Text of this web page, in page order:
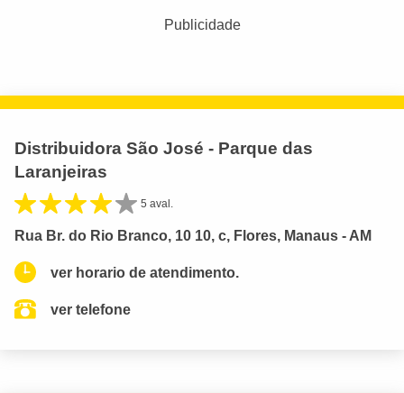
Publicidade
Distribuidora São José - Parque das
Laranjeiras
5 aval.
Rua Br. do Rio Branco, 10 10, c, Flores, Manaus - AM
ver horario de atendimento.
ver telefone